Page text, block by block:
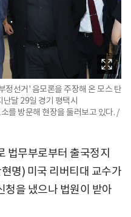
정선거' 음모론을 주장해 온 모스 탄
달 29일 경기 평택시
를 방문해 현장을 둘러보고 있다. /
법무부로부터 출국정지
명) 미국 리버티대 교수가
청을 냈으나 법원이 받아